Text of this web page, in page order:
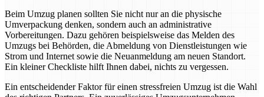
Beim Umzug planen sollten Sie nicht nur an die physische
Umverpackung denken, sondern auch an administrative
Vorbereitungen. Dazu gehören beispielsweise das Melden des
Umzugs bei Behörden, die Abmeldung von Dienstleistungen wie
Strom und Internet sowie die Neuanmeldung am neuen Standort.
Ein kleiner Checkliste hilft Ihnen dabei, nichts zu vergessen.
Ein entscheidender Faktor für einen stressfreien Umzug ist die Wahl